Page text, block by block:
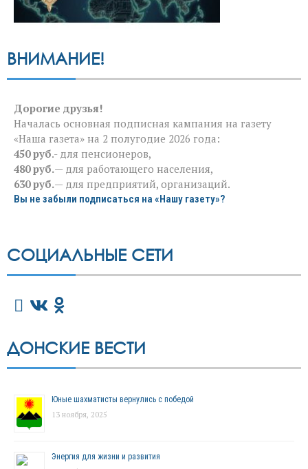
ВНИМАНИЕ!
Дорогие друзья!
Началась основная подписная кампания на газету
«Наша газета» на 2 полугодие 2026 года:
450 руб.- для пенсионеров,
480 руб.— для работающего населения,
630 руб.— для предприятий, организаций.
Вы не забыли подписаться на «Нашу газету»?
СОЦИАЛЬНЫЕ СЕТИ
ДОНСКИЕ ВЕСТИ
Юные шахматисты вернулись с победой
13 ноября, 2025
Энергия для жизни и развития